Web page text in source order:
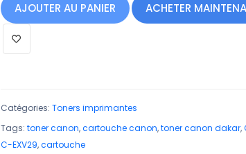
AJOUTER AU PANIER ACHETER
Catégories: Toners imprimantes
Tags: toner canon,cartouche canon,toner canon dakar,
C-EXV29,cartouche